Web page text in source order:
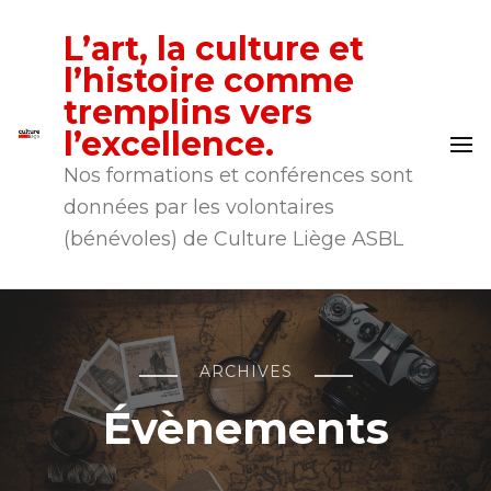
L’art, la culture et
l’histoire comme
tremplins vers
l’excellence.
Nos formations et conférences sont
données par les volontaires
(bénévoles) de Culture Liège ASBL
ARCHIVES
Évènements